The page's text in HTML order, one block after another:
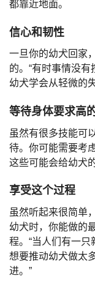
都靠近地面。
信心和韧性
一旦你的幼犬回家
的。“有时事情没
幼犬学会从轻微的
等待身体要求高
虽然有很多技能可
待。你可能需要考
这些可能会给幼犬
享受这个过程
虽然听起来很简单
幼犬时，你能做的
程。“当人们有一
想要推动幼犬做太
进。”